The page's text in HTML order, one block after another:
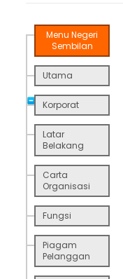
Menu Negeri
Sembilan
Utama
Korporat
Latar
Belakang
Carta
Organisasi
Fungsi
Piagam
Pelanggan